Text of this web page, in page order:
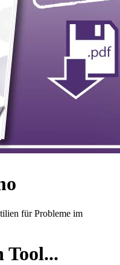
für Probleme im